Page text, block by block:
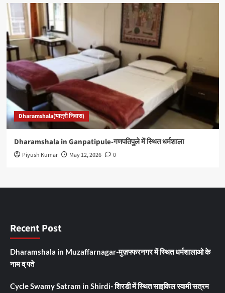
Dharamshala(यात्री निवास)
Dharamshala in Ganpatipule-गणपतिपुले में स्थित धर्मशाला
Piyush Kumar May 12, 2026 0
Recent Post
Dharamshala in Muzaffarnagar-मुज़फ्फरनगर में स्थित धर्मशालाओ के
नाम व् पते
Cycle Swamy Satram in Shirdi- शिरडी में स्थित साइकिल स्वामी सत्रम